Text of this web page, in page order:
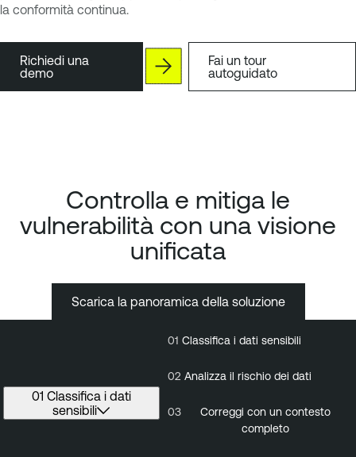
la conformità continua.
Richiedi una
demo
Fai un tour
autoguidato
Controlla e mitiga le
vulnerabilità con una visione
unificata
Scarica la panoramica della soluzione
01 Classifica i dati
sensibili
01 Classifica
sensibili
01 Classifica i dati sensibili
02 Analizza il rischio dei dati
03
Correggi con un contesto
completo